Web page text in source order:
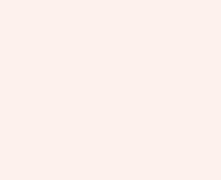
balkon of ontspan in je eigen tuin. Alles is